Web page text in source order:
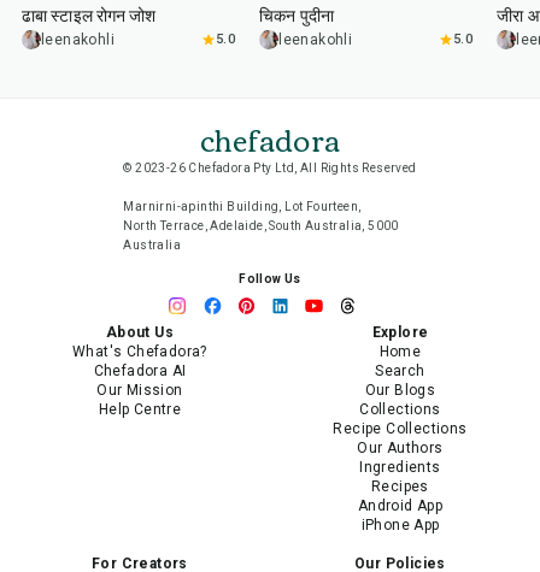
ढाबा स्टाइल रोगन जोश
leenakohli 5.0
चिकन पुदीना
leenakohli 5.0
जीरा
chefadora
© 2023-26 Chefadora Pty Ltd, All Rights Reserved
Marnirni-apinthi Building, Lot Fourteen,
North Terrace, Adelaide, South Australia, 5000
Australia
Follow Us
About Us
What's Chefadora?
Chefadora AI
Our Mission
Help Centre
Explore
Home
Search
Our Blogs
Collections
Recipe Collections
Our Authors
Ingredients
Recipes
Android App
iPhone App
For Creators Our Policies